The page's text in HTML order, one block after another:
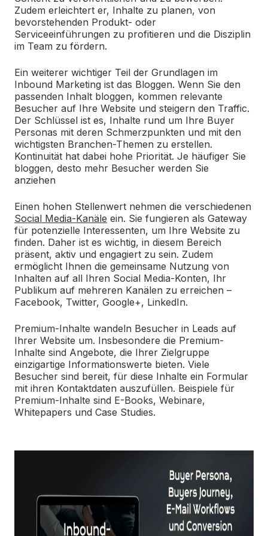
Zudem erleichtert er, Inhalte zu planen, von
bevorstehenden Produkt- oder
Serviceeinführungen zu profitieren und die Disziplin
im Team zu fördern.
Ein weiterer wichtiger Teil der Grundlagen im
Inbound Marketing ist das Bloggen. Wenn Sie den
passenden Inhalt bloggen, kommen relevante
Besucher auf Ihre Website und steigern den Traffic.
Der Schlüssel ist es, Inhalte rund um Ihre Buyer
Personas mit deren Schmerzpunkten und mit den
wichtigsten Branchen-Themen zu erstellen.
Kontinuität hat dabei hohe Priorität. Je häufiger Sie
bloggen, desto mehr Besucher werden Sie
anziehen
Einen hohen Stellenwert nehmen die verschiedenen
Social Media-Kanäle ein. Sie fungieren als Gateway
für potenzielle Interessenten, um Ihre Website zu
finden. Daher ist es wichtig, in diesem Bereich
präsent, aktiv und engagiert zu sein. Zudem
ermöglicht Ihnen die gemeinsame Nutzung von
Inhalten auf all Ihren Social Media-Konten, Ihr
Publikum auf mehreren Kanälen zu erreichen –
Facebook, Twitter, Google+, LinkedIn.
Premium-Inhalte wandeln Besucher in Leads auf
Ihrer Website um. Insbesondere die Premium-
Inhalte sind Angebote, die Ihrer Zielgruppe
einzigartige Informationswerte bieten. Viele
Besucher sind bereit, für diese Inhalte ein Formular
mit ihren Kontaktdaten auszufüllen. Beispiele für
Premium-Inhalte sind E-Books, Webinare,
Whitepapers und Case Studies.